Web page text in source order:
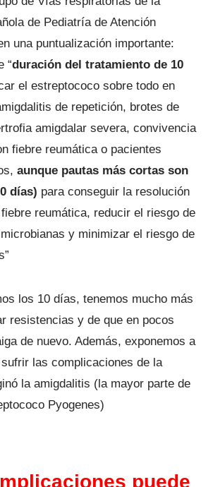
de Pediatría de Atención
una puntualización importante:
“duración del tratamiento de 10
el estreptococo sobre todo en
de repetición, brotes de
amigdalar severa, convivencia
fiebre reumática o pacientes
aunque pautas más cortas son
días) para conseguir la resolución
reumática, reducir el riesgo de
y minimizar el riesgo de
los 10 días, tenemos mucho más
resistencias y de que en pocos
de nuevo. Además, exponemos a
las complicaciones de la
la amigdalitis (la mayor parte de
Pyogenes)
puede